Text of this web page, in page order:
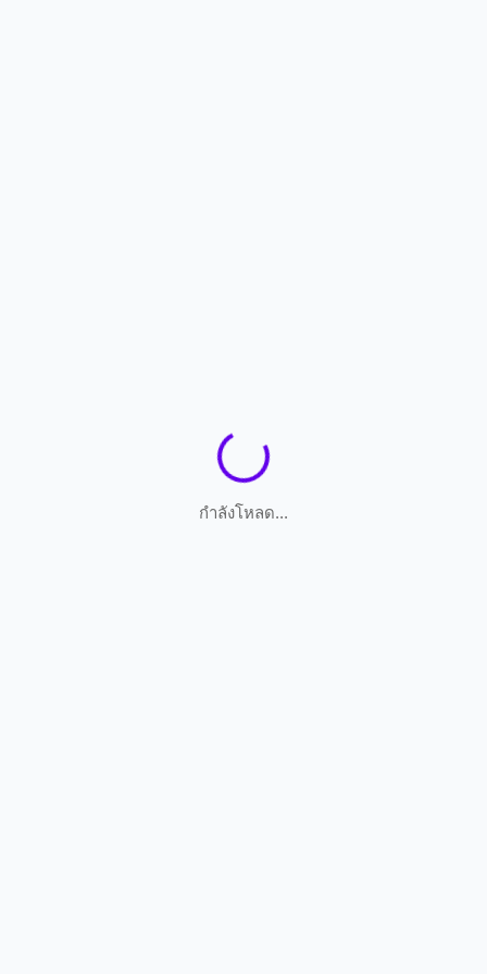
กำลังโหลด...